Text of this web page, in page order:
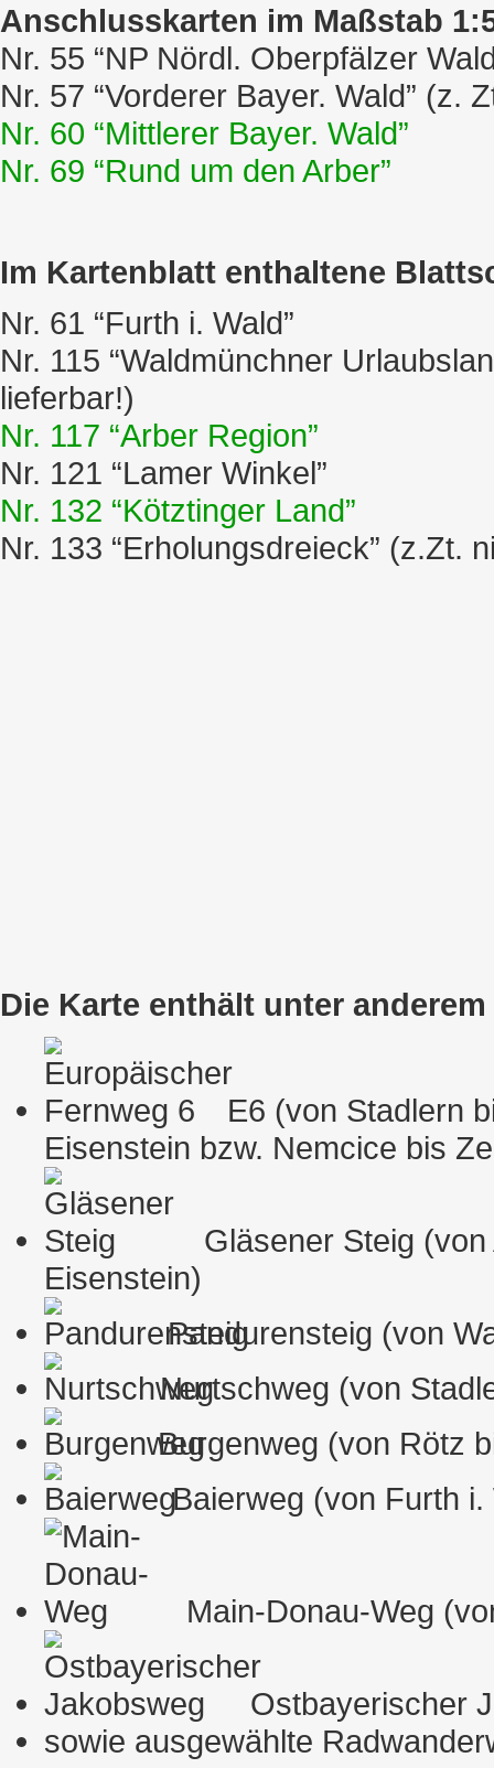
Anschlusskarten im Maßstab
Nr. 55 “NP Nördl. Oberpfälzer
Nr. 57 “Vorderer Bayer. Wald” (z.
Nr. 60 “Mittlerer Bayer. Wald”
Nr. 69 “Rund um den Arber”
Im Kartenblatt enthaltene
Nr. 61 “Furth i. Wald”
Nr. 115 “Waldmünchner
lieferbar!)
Nr. 117 “Arber Region”
Nr. 121 “Lamer Winkel”
Nr. 132 “Kötztinger Land”
Nr. 133 “Erholungsdreieck” (z.Zt.
Die Karte enthält unter
E6 (von Stadlern
Eisenstein bzw. Nemcice bis
Gläsener Steig (von
Eisenstein)
Pandurensteig (von
Nurtschweg (von
Burgenweg (von Rötz
Baierweg (von Furth i.
Main-Donau-Weg
Ostbayerischer
sowie ausgewählte